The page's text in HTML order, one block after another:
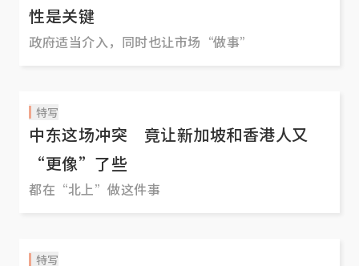
性是关键
政府适当介入，同时也让市场“做事”
特写
中东这场冲突 竟让新加坡和香港人又
“更像”了些
都在“北上”做这件事
特写